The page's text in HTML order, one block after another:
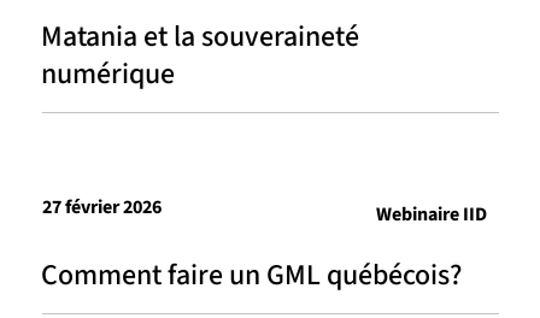
Matania et la souveraineté
numérique
Comment faire un GML québécois?
27 février 2026 Webinaire IID